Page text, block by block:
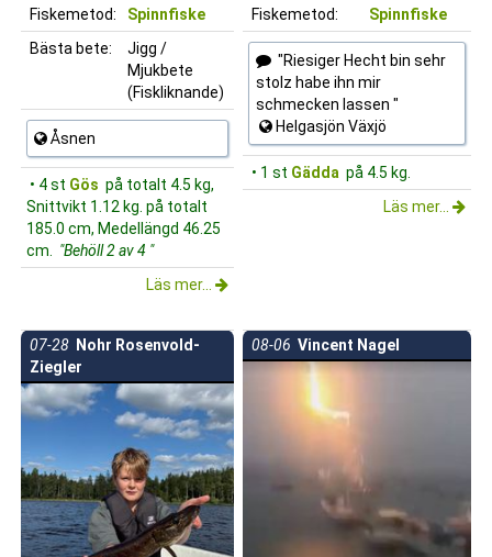
Fiskemetod:
Spinnfiske
Bästa bete:
Jigg /
Mjukbete
(Fiskliknande)
Åsnen
• 4 st Gös på totalt 4.5 kg,
Snittvikt 1.12 kg. på totalt
185.0 cm, Medellängd 46.25
cm.
"Behöll 2 av 4 "
Läs mer...
Fiskemetod:
Spinnfiske
"Riesiger Hecht bin sehr
stolz habe ihn mir
schmecken lassen "
Helgasjön Växjö
• 1 st Gädda på 4.5 kg.
Läs mer...
07-28 Nohr Rosenvold-
Ziegler
08-06 Vincent Nagel